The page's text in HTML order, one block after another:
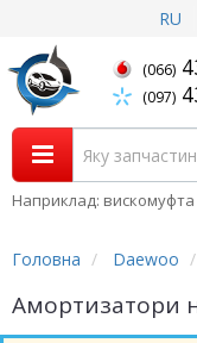
RU
(066)
(097)
Наприклад: вискомуфта
Головна Daewoo
Амортизатори